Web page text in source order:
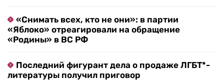
«Снимать всех, кто не они»: в партии
«Яблоко» отреагировали на обращение
«Родины» в ВС РФ
Последний фигурант дела о продаже ЛГБТ*-
литературы получил приговор